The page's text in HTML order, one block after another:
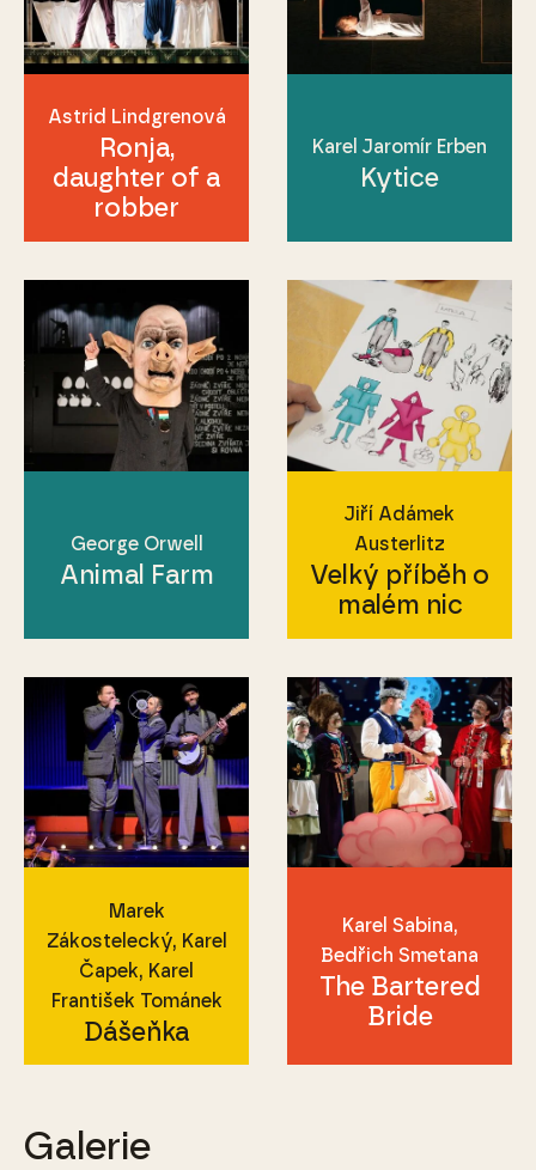
Astrid Lindgrenová
Ronja,
daughter of a
robber
Karel Jaromír Erben
Kytice
George Orwell
Animal Farm
Jiří Adámek
Austerlitz
Velký příběh o
malém nic
Marek
Zákostelecký Karel
Čapek Karel
František Tománek
Dášeňka
Karel Sabina
Bedřich Smetana
The Bartered
Bride
Galerie